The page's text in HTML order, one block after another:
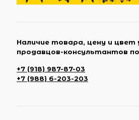
Наличие товара, цену и цвет
продавцов-консультантов
+7 (918) 987-87-03
+7 (988) 6-203-203